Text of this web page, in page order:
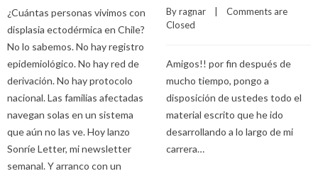
¿Cuántas personas vivimos con
displasia ectodérmica en Chile?
No lo sabemos. No hay registro
epidemiológico. No hay red de
derivación. No hay protocolo
nacional. Las familias afectadas
navegan solas en un sistema
que aún no las ve. Hoy lanzo
Sonríe Letter, mi newsletter
semanal. Y arranco con un
By ragnar
Comments are
Closed
Amigos!! por fin después de
mucho tiempo, pongo a
disposición de ustedes todo el
material escrito que he ido
desarrollando a lo largo de mi
carrera…